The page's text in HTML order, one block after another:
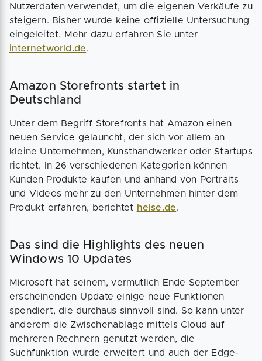
Nutzerdaten verwendet, um die eigenen Verkäufe zu
steigern. Bisher wurde keine offizielle Untersuchung
eingeleitet. Mehr dazu erfahren Sie unter
internetworld.de.
Amazon Storefronts startet in
Deutschland
Unter dem Begriff Storefronts hat Amazon einen
neuen Service gelauncht, der sich vor allem an
kleine Unternehmen, Kunsthandwerker oder Startups
richtet. In 26 verschiedenen Kategorien können
Kunden Produkte kaufen und anhand von Portraits
und Videos mehr zu den Unternehmen hinter dem
Produkt erfahren, berichtet heise.de.
Das sind die Highlights des neuen
Windows 10 Updates
Microsoft hat seinem, vermutlich Ende September
erscheinenden Update einige neue Funktionen
spendiert, die durchaus sinnvoll sind. So kann unter
anderem die Zwischenablage mittels Cloud auf
mehreren Rechnern genutzt werden, die
Suchfunktion wurde erweitert und auch der Edge-